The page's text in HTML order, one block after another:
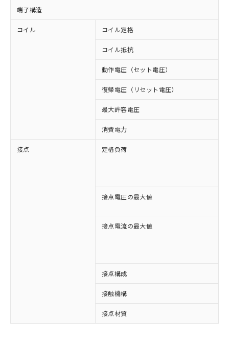
端子構造
コイル コイル定格
コイル抵抗
動作電圧（セット電圧）
復帰電圧（リセット電圧）
最大許容電圧
消費電力
接点 定格負荷
接点電圧の最大値
接点電流の最大値
接点構成
接触機構
接点材質
対応済み：EU RoHS指令（10物質）の
非含有に対応した製品が提供可能な商品で